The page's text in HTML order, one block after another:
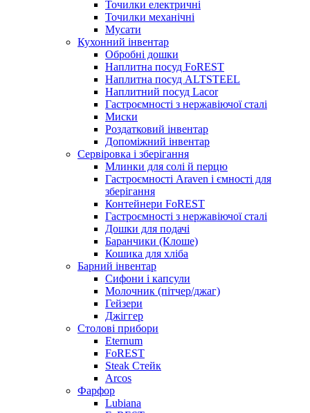
Точилки електричні
Точилки механічні
Мусати
Кухонний інвентар
Обробні дошки
Наплитна посуд FoREST
Наплитна посуд ALTSTEEL
Наплитний посуд Lacor
Гастроємності з нержавіючої сталі
Миски
Роздатковий інвентар
Допоміжний інвентар
Сервіровка і зберігання
Млинки для солі й перцю
Гастроємності Araven і ємності для
зберігання
Контейнери FoREST
Гастроємності з нержавіючої сталі
Дошки для подачі
Баранчики (Клоше)
Кошика для хліба
Барний інвентар
Сифони і капсули
Молочник (пітчер/джаг)
Гейзери
Джіггер
Столові прибори
Eternum
FoREST
Steak Стейк
Arcos
Фарфор
Lubiana